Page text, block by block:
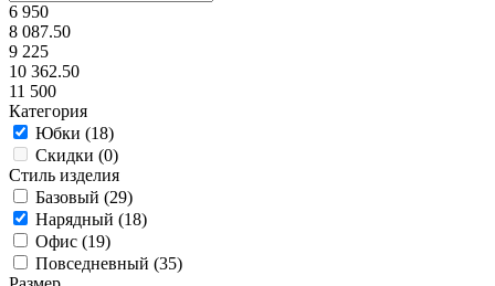
6 950
8 087.50
9 225
10 362.50
11 500
Категория
Юбки (18)
Скидки (0)
Стиль изделия
Базовый (29)
Нарядный (18)
Офис (19)
Повседневный (35)